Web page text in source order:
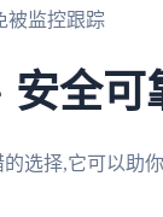
被监控跟踪
安全
选择,它可以助